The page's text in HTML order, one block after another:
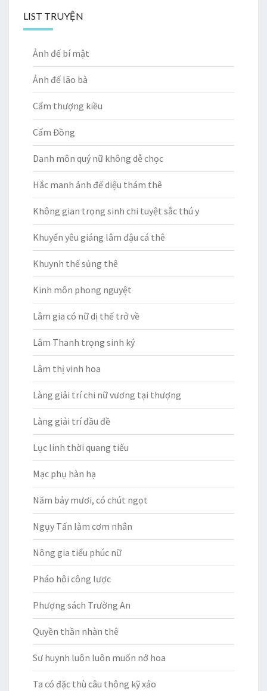
LIST TRUYỆN
Ảnh đế bí mật
Ảnh đế lão bà
Cẩm thượng kiều
Cẩm Đồng
Danh môn quý nữ không dễ chọc
Hắc manh ảnh đế diệu thám thê
Không gian trọng sinh chi tuyệt sắc thú y
Khuyển yêu giáng lâm đậu cá thê
Khuynh thế sủng thê
Kinh môn phong nguyệt
Lâm gia có nữ dị thế trở về
Lâm Thanh trọng sinh ký
Lâm thị vinh hoa
Làng giải trí chi nữ vương tại thượng
Làng giải trí đầu đề
Lục linh thời quang tiếu
Mạc phụ hàn hạ
Năm bảy mươi, có chút ngọt
Ngụy Tấn làm cơm nhân
Nông gia tiểu phúc nữ
Pháo hôi công lược
Phượng sách Trường An
Quyền thần nhàn thê
Sư huynh luôn luôn muốn nở hoa
Ta có đặc thù câu thông kỹ xảo